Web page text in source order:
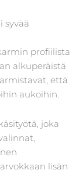
syvää
profiilista
alkuperäistä
että
aukoihin.
joka
lisän